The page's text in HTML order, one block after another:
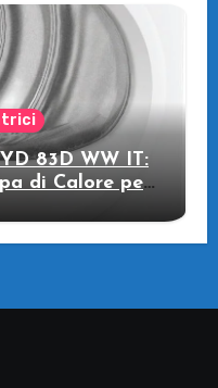
83D WW IT:
di Calore per